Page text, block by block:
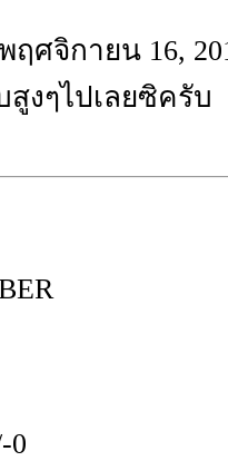
ฤศจิกายน 16,
งๆไปเลยซิครับ
0